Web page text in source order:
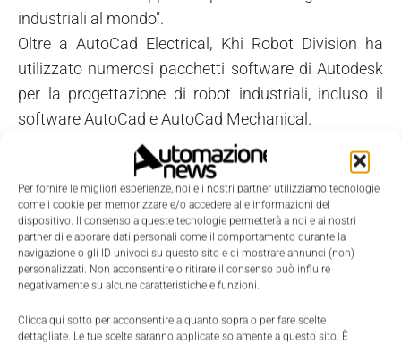
Per fornire le migliori esperienze, noi e i nostri partner utilizziamo tecnologie
come i cookie per memorizzare e/o accedere alle informazioni del
dispositivo. Il consenso a queste tecnologie permetterà a noi e ai nostri
partner di elaborare dati personali come il comportamento durante la
navigazione o gli ID univoci su questo sito e di mostrare annunci (non)
personalizzati. Non acconsentire o ritirare il consenso può influire
negativamente su alcune caratteristiche e funzioni.
Clicca qui sotto per acconsentire a quanto sopra o per fare scelte
dettagliate. Le tue scelte saranno applicate solamente a questo sito. È
industriali al mondo".
Oltre a AutoCad Electrical, Khi Robot Division ha
utilizzato numerosi pacchetti software di Autodesk
per la progettazione di robot industriali, incluso il
software AutoCad e AutoCad Mechanical.